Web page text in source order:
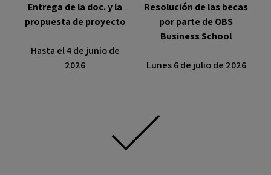
Entrega de la doc. y la
propuesta de proyecto
Hasta el 4 de junio de
2026
Resolución de las becas
por parte de OBS
Business School
Lunes 6 de julio de 2026